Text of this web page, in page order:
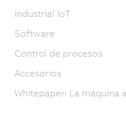
Industrial IoT
Software
Control de procesos
Accesorios
Whitepaper: La máquina